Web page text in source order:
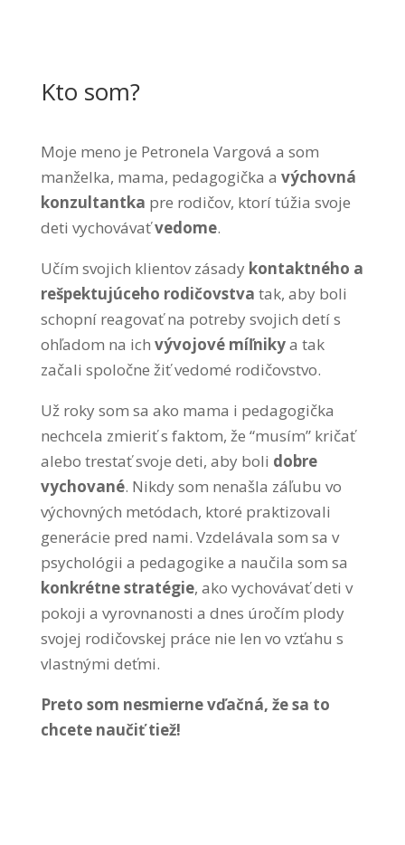
Kto som?
Moje meno je Petronela Vargová a som
manželka, mama, pedagogička a výchovná
konzultantka pre rodičov, ktorí túžia svoje
deti vychovávaťvedome.
Učím svojich klientov zásady kontaktného a
rešpektujúceho rodičovstva tak, aby boli
schopní reagovať na potreby svojich detí s
ohľadom na ich vývojové míľnikya tak
začali spoločne žiť vedomé rodičovstvo.
Už roky som sa ako mama i pedagogička
nechcela zmieriť s faktom, že “musím” kričať
alebo trestať svoje deti, aby boli dobre
vychované. Nikdy som nenašla záľubu vo
výchovných metódach, ktoré praktizovali
generácie pred nami. Vzdelávala som sa v
psychológii a pedagogike a naučila som sa
konkrétne stratégie, ako vychovávať deti v
pokoji a vyrovnanosti a dnes úročím plody
svojej rodičovskej práce nie len vo vzťahu s
vlastnými deťmi.
Preto som nesmierne vďačná, že sa to
chcete naučiť tiež!